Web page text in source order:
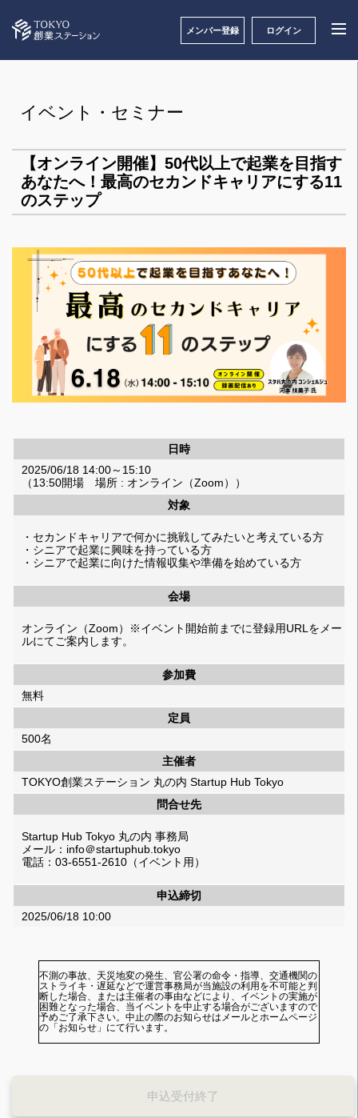
メンバー登録 ログイン
イベント・セミナー
【オンライン開催】50代以上で起業を目指す
あなたへ！最高のセカンドキャリアにする11
のステップ
日時
2025/06/18 14:00～15:10
（13:50開場 場所 : オンライン（Zoom））
対象
・セカンドキャリアで何かに挑戦してみたいと考えている方
・シニアで起業に興味を持っている方
・シニアで起業に向けた情報収集や準備を始めている方
会場
オンライン（Zoom）※イベント開始前までに登録用URLをメー
ルにてご案内します。
参加費
無料
定員
500名
主催者
TOKYO創業ステーション 丸の内 Startup Hub Tokyo
問合せ先
Startup Hub Tokyo 丸の内 事務局
メール：info＠startuphub.tokyo
電話：03-6551-2610（イベント用）
申込締切
2025/06/18 10:00
不測の事故、天災地変の発生、官公署の命令・指導、交通機関の
ストライキ・遅延などで運営事務局が当施設の利用を不可能と判
断した場合、または主催者の事由などにより、イベントの実施が
困難となった場合、当イベントを中止する場合がございますので
予めご了承下さい。中止の際のお知らせはメールとホームページ
の「お知らせ」にて行います。
申込受付終了